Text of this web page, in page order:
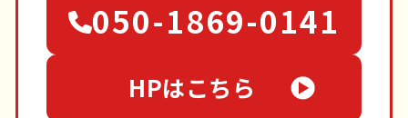
050-1869-0141
HPはこちら